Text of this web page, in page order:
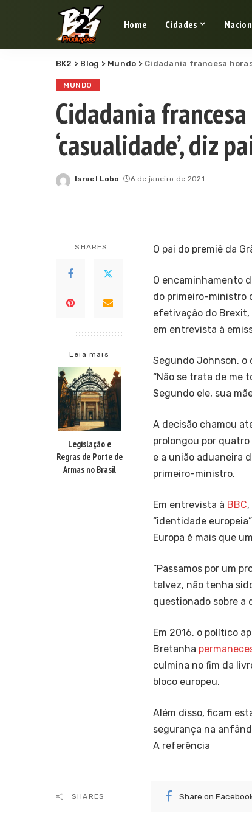
Home Cidades
BK2 > Blog > Mundo > Cidadania francesa
MUNDO
Cidadania
‘casualidade’, diz
Posted
Israel Lobo 6 de janeiro de 2021
SHARES
Leia mais
Legislação e
Regras de Porte de
Armas no Brasil
O pai do premiê da
O encaminhamento
do primeiro-ministro
efetivação do Brexit,
em entrevista à
Segundo Johnson, o
“Não se trata de me
Segundo ele, sua
A decisão chamou
prolongou por
e a união aduaneira
primeiro-ministro.
Em entrevista à BBC
“identidade
Europa é mais que
“Passamos por um
talvez, não tenha
questionado sobre a
Em 2016, o político
Bretanha
culmina no fim da
bloco europeu.
Além disso, ficam
segurança na
A referência
SHARES Share on